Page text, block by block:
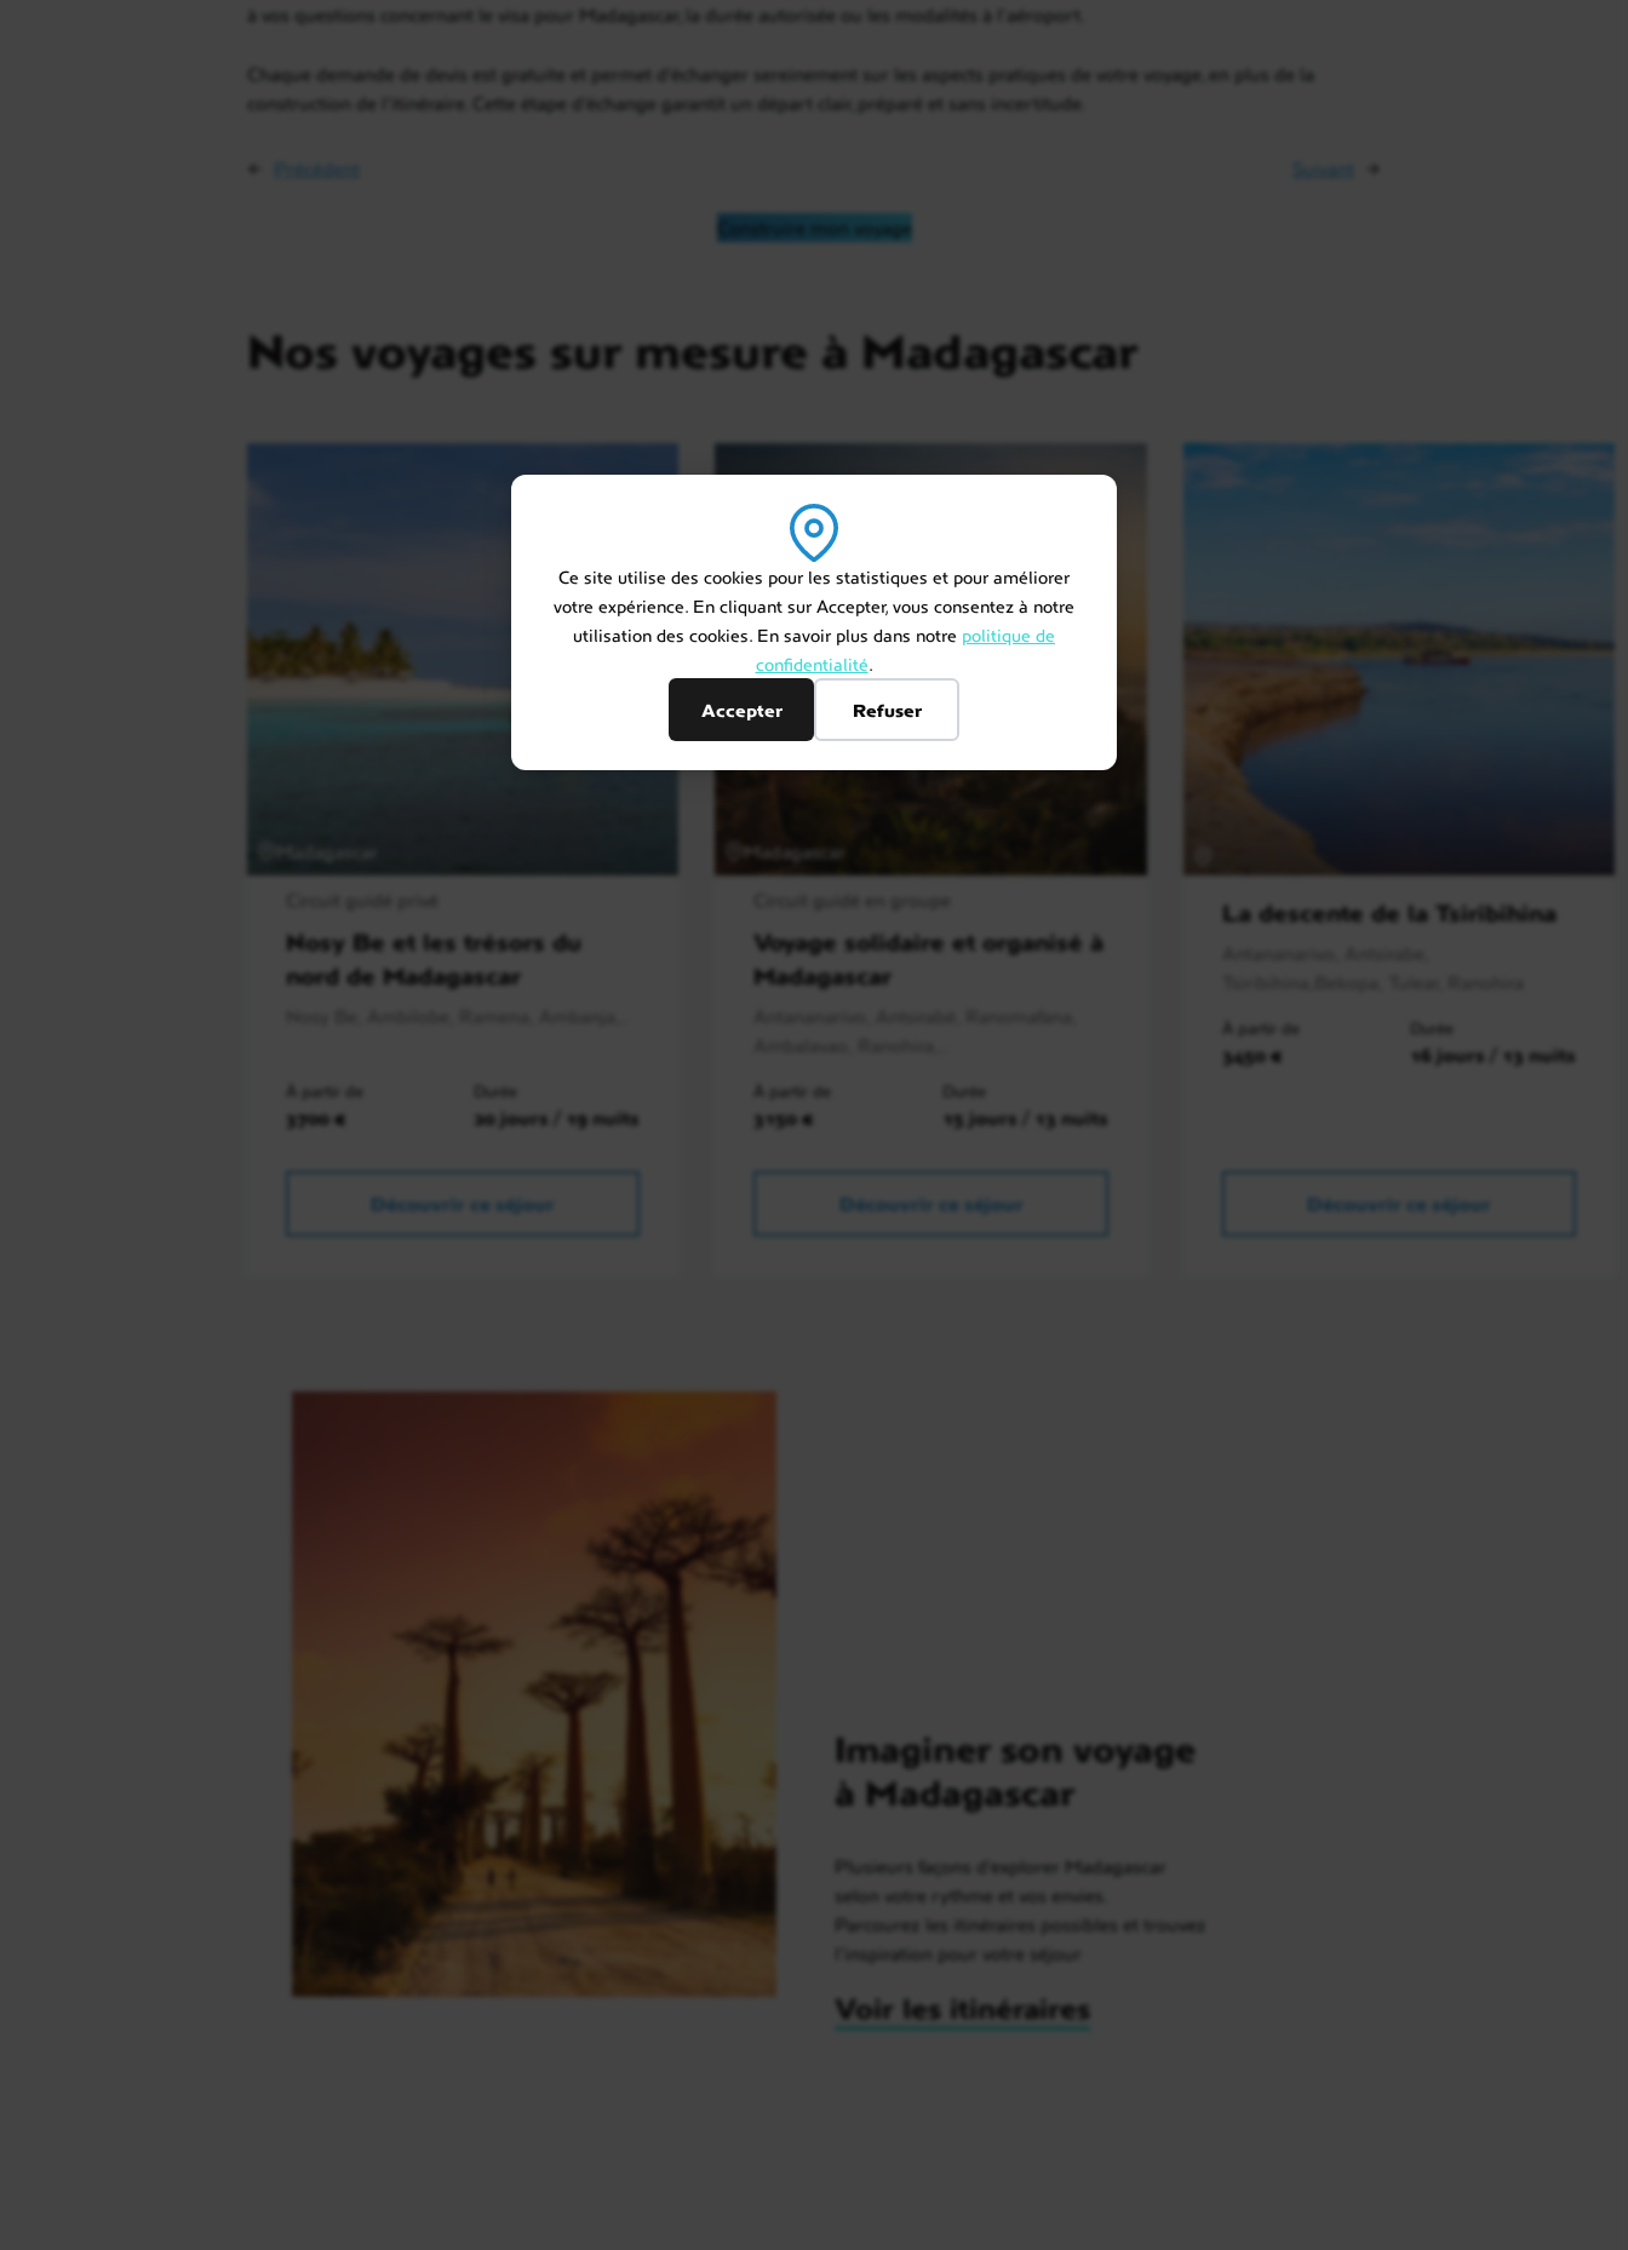
Ce site utilise des cookies pour les statistiques et pour améliorer
votre expérience. En cliquant sur Accepter, vous consentez à notre
utilisation des cookies. En savoir plus dans notre politique de
confidentialité.
Accepter
Refuser
à vos questions concernant le visa pour Madagascar, la durée autorisée ou les modalités à l’aéroport.
Chaque demande de devis est gratuite et permet d’échanger sereinement sur les aspects pratiques de votre voyage, en plus de la
construction de l’itinéraire. Cette étape d’échange garantit un départ clair, préparé et sans incertitude.
← Suivant →
Construire mon voyage
Nos voyages sur mesure à Madagascar
Nosy Be et les trésors du
nord de Madagascar
À partir de
3700 €
Durée
20 jours / 19 nuits
Découvrir ce séjour
Madagascar
Voyage solidaire et organisé à
Madagascar
À partir de
3150 €
Durée
15 jours / 13 nuits
Découvrir ce séjour
La descente de la Tsiribihina
À partir de
3450 €
Durée
16 jours / 13 nuits
Découvrir ce séjour
Imaginer son voyage
à Madagascar
Plusieurs façons d’explorer Madagascar
selon votre rythme et vos envies.
Parcourez les itinéraires possibles et trouvez
l’inspiration pour votre séjour
Voir les itinéraires